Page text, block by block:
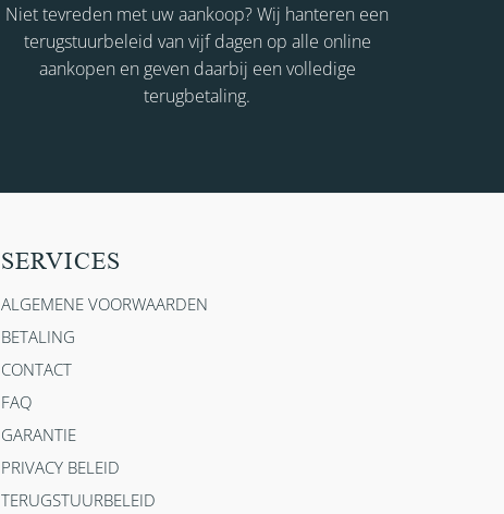
Niet tevreden met uw aankoop? Wij hanteren een
terugstuurbeleid van vijf dagen op alle online
aankopen en geven daarbij een volledige
terugbetaling.
SERVICES
ALGEMENE VOORWAARDEN
BETALING
CONTACT
FAQ
GARANTIE
PRIVACY BELEID
TERUGSTUURBELEID